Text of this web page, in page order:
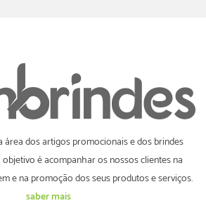
área dos artigos promocionais e dos brindes
é acompanhar os nossos clientes na
e na promoção dos seus produtos e serviços.
saber mais